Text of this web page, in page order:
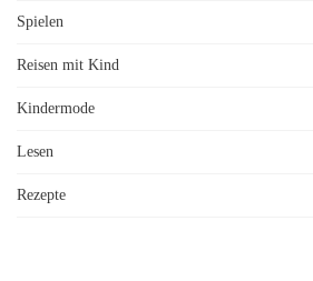
Spielen
Reisen mit Kind
Kindermode
Lesen
Rezepte